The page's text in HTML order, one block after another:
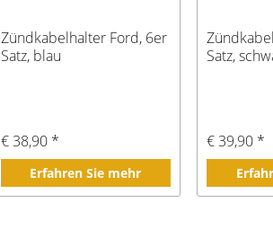
Zündkabelhalter Ford, 6er
Satz, blau
€ 38,90 *
Erfahren Sie mehr
Satz,
€ 39,90 *